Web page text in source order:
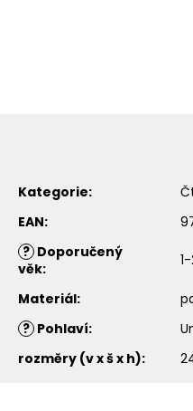
Kategorie:
EAN:
? Doporučený
věk:
Materiál:
? Pohlaví:
rozměry (v x š x h):